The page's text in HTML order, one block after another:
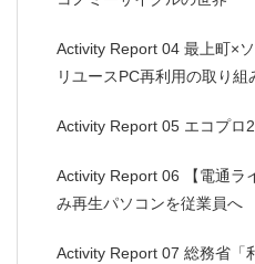
Activity Report 04 最上町×
リユースPC再利用の取り組
Activity Report 05 エコプロ
Activity Report 06 【電通ラ
み再生パソコンを従業員へ
Activity Report 07 総務省「